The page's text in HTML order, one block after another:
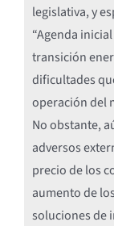
legislativa, y
“Agenda
transición
dificultades
operación del
No obstante,
adversos
precio de los
aumento de
soluciones de